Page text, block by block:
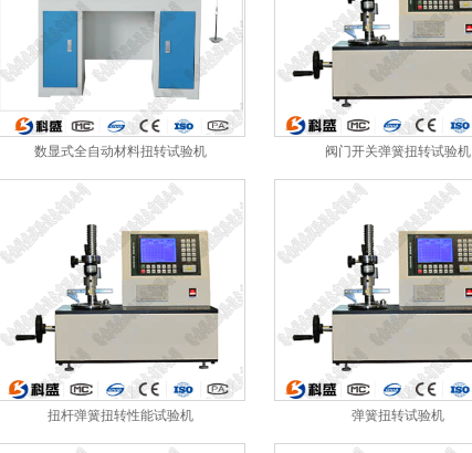
数显式全自动材料扭转试验机 阀门开关弹簧扭转试验机
扭杆弹簧扭转性能试验机 弹簧扭转试验机